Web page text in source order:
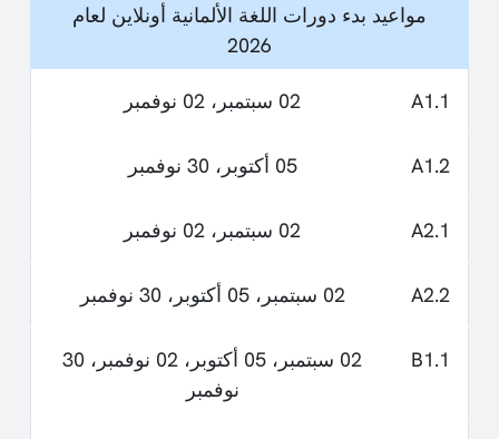
مواعيد بدء دورات اللغة الألمانية أونلاين لعام
2026
A1.1 02 سبتمبر، 02 نوفمبر
A1.2 05 أكتوبر، 30 نوفمبر
A2.1 02 سبتمبر، 02 نوفمبر
A2.2 02 سبتمبر، 05 أكتوبر، 30 نوفمبر
B1.1
02 سبتمبر، 05 أكتوبر، 02 نوفمبر، 30
نوفمبر